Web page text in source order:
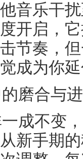
音乐干
开启，
节奏，
成为你
磨合与
成不变
新手期